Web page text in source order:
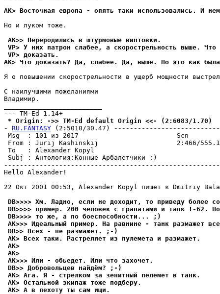
AK> Восточная европа - опять таки использовались. И
Но и луком тоже.
AK>> Переродились в штурмовые винтовки.
VP> У них патрон слабее, а скорострельность выше. Что
VP> доказать.
AK> Что доказать? Да, слабее. Да, выше. Но это как
Я о повышении скорострельности в ущерб мощности
С наилучшими пожеланиями
Владимир.
* Origin: ->> TM-Ed default Origin <<- (2:6083/1.70)
- RU.FANTASY (2:5010/30.47)
Msg  : 101 из 2017                         Scn
From : Jurij Kashinskij                    2:466/555.10
To   : Alexander Kopyl
Subj : Антология:Конные Арбалетчики :)
Hello Alexander!
22 Окт 2001 00:53, Alexander Kopyl пишет к Dmitriy
DB>>>> Хм. Ладно, если не доходит, то приведу более
DB>>>> пример. 200 человек с гранатами и танк Т-62.
DB>>>> то же, а по боеспособности... ;)
AK>>> Идеальный пример. На равнине - танк размажет
DB>> Всех - не размажет. ;-)
AK> Всех таки. Растреляет из пулемета и размажет.
AK>
AK>
AK>>> Или - обьедет. Или что захочет.
DB>> Добровольцев найдём? ;-)
AK> Ага. Я - стрелком за зенитный пелемет в танк.
AK> Остальной экипаж тоже подберу.
AK> А в пехоту ты сам ищи.